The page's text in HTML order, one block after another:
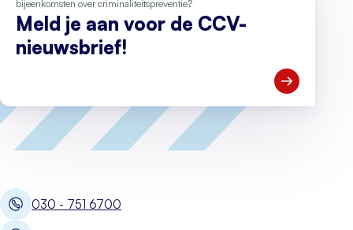
bijeenkomsten over criminaliteitspreventie?
Meld je aan voor de CCV-
nieuwsbrief!
Open Meld
030 - 751 6700